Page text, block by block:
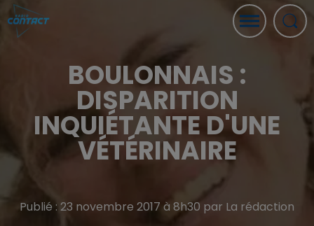
BOULONNAIS :
DISPARITION
INQUIÉTANTE D'UNE
VÉTÉRINAIRE
Publié : 23 novembre 2017 à 8h30 par La rédaction